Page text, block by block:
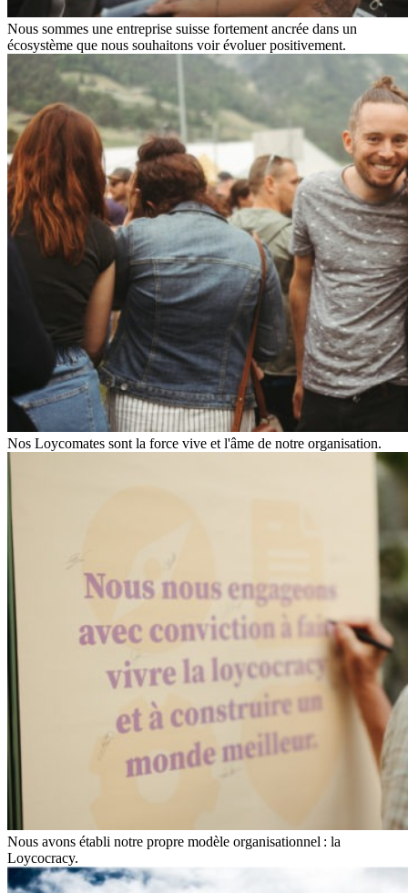
Nous sommes une entreprise suisse fortement ancrée dans un
écosystème que nous souhaitons voir évoluer positivement.
Nos Loycomates sont la force vive et l'âme de notre organisation.
Nous avons établi notre propre modèle organisationnel : la
Loycocracy.